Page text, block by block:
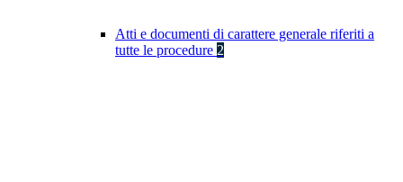
Atti e documenti di carattere generale riferiti a
tutte le procedure 2